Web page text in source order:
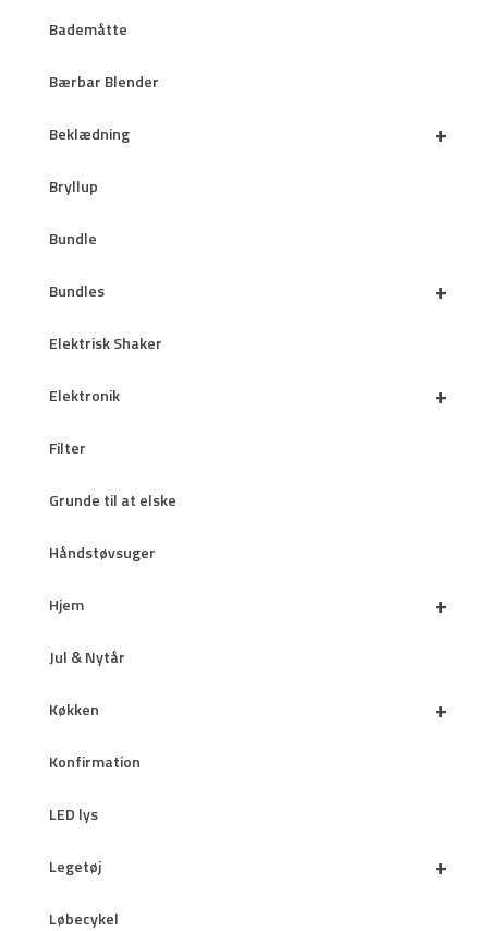
Bademåtte
Bærbar Blender
+
Beklædning
Bryllup
Bundle
+
Bundles
Elektrisk Shaker
+
Elektronik
Filter
Grunde til at elske
Håndstøvsuger
+
Hjem
Jul & Nytår
+
Køkken
Konfirmation
LED lys
+
Legetøj
Løbecykel